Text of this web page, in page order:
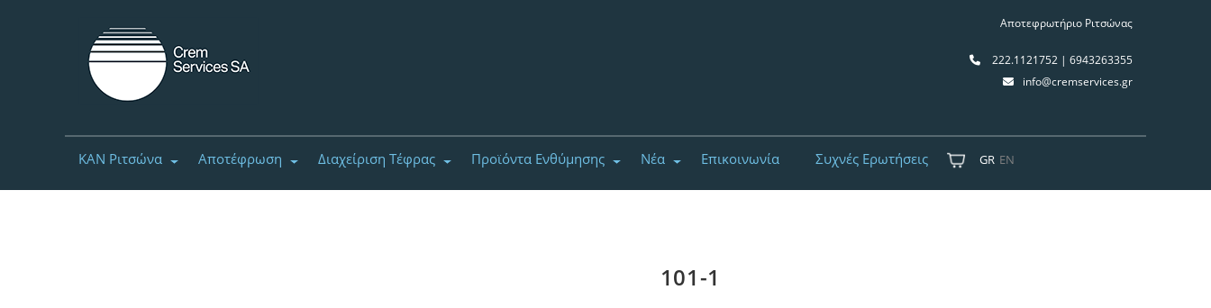
Αποτεφρωτήριο Ριτσώνας
222.1121752 | 6943263355
info@cremservices.gr
ΚΑΝ Ριτσώνα Αποτέφρωση Διαχείριση Τέφρας Προϊόντα Ενθύμησης Νέα Επικοινωνία Συχνές Ερωτήσεις GR EN
101-1